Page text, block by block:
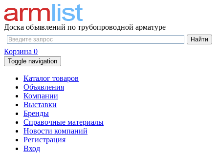
Доска объявлений по трубопроводной арматуре
Корзина 0
Toggle navigation
Каталог товаров
Объявления
Компании
Выставки
Бренды
Справочные материалы
Новости компаний
Регистрация
Вход